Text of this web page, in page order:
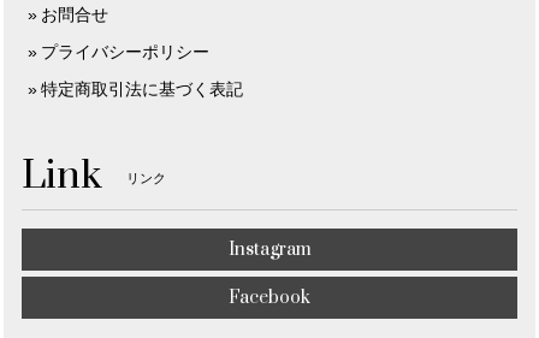
お問合せ
プライバシーポリシー
特定商取引法に基づく表記
Link リンク
Instagram
Facebook